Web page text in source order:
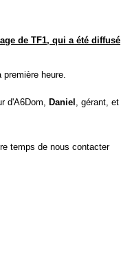
de TF1, qui a été diffusé
heure.
d'A6Dom, Daniel , gérant, et
temps de nous contacter